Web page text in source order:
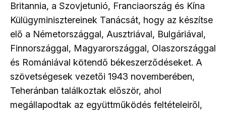
Britannia, a Szovjetunió, Franciaország és Kína
Külügyminisztereinek Tanácsát, hogy az készítse
elő a Németországgal, Ausztriával, Bulgáriával,
Finnországgal, Magyarországgal, Olaszországgal
és Romániával kötendő békeszerződéseket. A
szövetségesek vezetői 1943 novemberében,
Teheránban találkoztak először, ahol
megállapodtak az együttműködés feltételeiről,